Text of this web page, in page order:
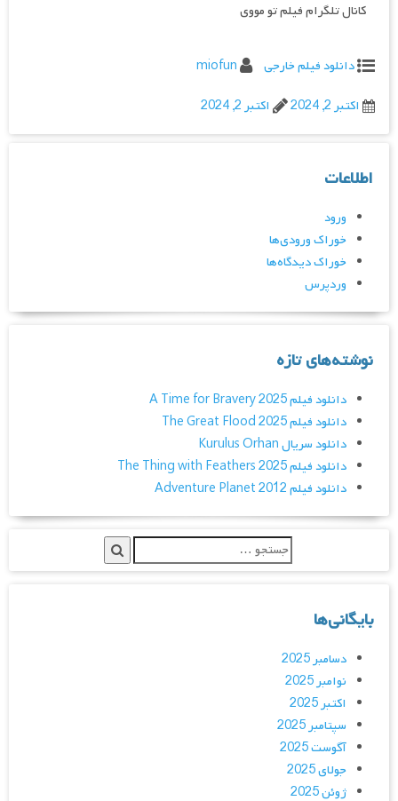
کانال تلگرام فیلم تو مووی
دانلود فیلم خارجی
miofun
اکتبر 2, 2024
اکتبر 2, 2024
اطلاعات
ورود
خوراک ورودی‌ها
خوراک دیدگاه‌ها
وردپرس
نوشته‌های تازه
دانلود فیلم A Time for Bravery 2025
دانلود فیلم The Great Flood 2025
دانلود سریال Kurulus Orhan
دانلود فیلم The Thing with Feathers 2025
دانلود فیلم Adventure Planet 2012
بایگانی‌ها
دسامبر 2025
نوامبر 2025
اکتبر 2025
سپتامبر 2025
آگوست 2025
جولای 2025
ژوئن 2025